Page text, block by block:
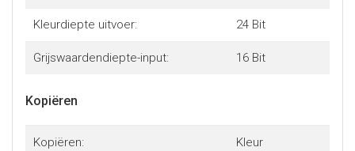
Kleurdiepte uitvoer: 24 Bit
Grijswaardendiepte-input: 16 Bit
Kopiëren
Kopiëren: Kleur